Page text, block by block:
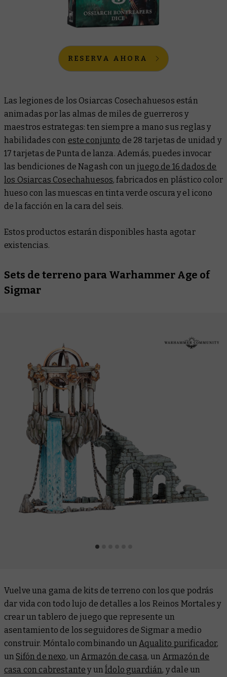
RESERVA AHORA
Las legiones de los Osiarcas Cosechahuesos están
animadas por las almas de miles de guerreros y
maestros estrategas: ten siempre a mano sus reglas y
habilidades con este conjunto de 28 tarjetas de unidad y
17 tarjetas de Punta de lanza. Además, puedes invocar
las bendiciones de Nagash con un juego de 16 dados de
los Osiarcas Cosechahuesos, fabricados en plástico color
hueso con las muescas en tinta verde oscura y el icono
de la facción en la cara del seis.
Estos productos estarán disponibles hasta agotar
existencias.
Sets de terreno para Warhammer Age of
Sigmar
Vuelve una gama de kits de terreno con los que podrás
dar vida con todo lujo de detalles a los Reinos Mortales y
crear un tablero de juego que represente un
asentamiento de los seguidores de Sigmar a medio
construir. Móntalo combinando un Aqualito purificador,
unSifón de nexo, un Armazón de casa, un Armazón de
casa con cabrestante y unÍdolo guardián, y dale un